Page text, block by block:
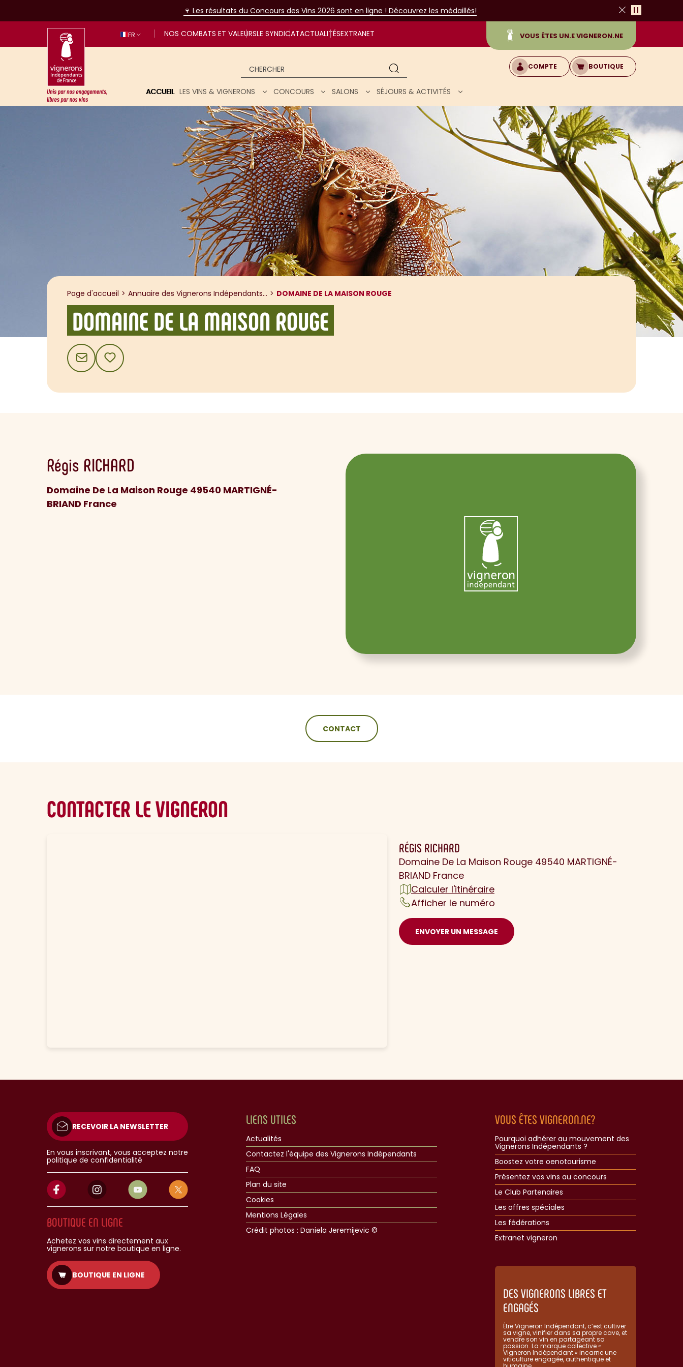
🍷 Les résultats du Concours des Vins 2026 sont en ligne ! Découvrez les médaillés!
Fermer
FR NOS COMBATS ET VALEURSLE SYNDICATACTUALITÉSEXTRANET VOUS ÊTES UN.E VIGNERON.NE
Unis par nos engagements, libres par nos vins
Chercher
COMPTE BOUTIQUE
ACCUEIL LES VINS & VIGNERONS CONCOURS SALONS SÉJOURS & ACTIVITÉS
Page d'accueil Annuaire des Vignerons Indépendants... DOMAINE DE LA MAISON ROUGE
DOMAINE DE LA MAISON ROUGE
CONTACTAJOUTER AUX FAVORIS
Régis RICHARD
Domaine De La Maison Rouge 49540 MARTIGNÉ-
BRIAND France
CONTACT
CONTACTER LE VIGNERON
RÉGIS RICHARD
Domaine De La Maison Rouge 49540 MARTIGNÉ-
BRIAND France
Calculer l'itinéraire
Afficher le numéro
ENVOYER UN MESSAGE
RECEVOIR LA NEWSLETTER
En vous inscrivant, vous acceptez notre
politique de confidentialité
BOUTIQUE EN LIGNE
Achetez vos vins directement aux
vignerons sur notre boutique en ligne.
BOUTIQUE EN LIGNE
LIENS UTILES
Actualités
Contactez l'équipe des Vignerons Indépendants
FAQ
Plan du site
Cookies
Mentions Légales
Crédit photos : Daniela Jeremijevic ©​
VOUS ÊTES VIGNERON.NE?
Pourquoi adhérer au mouvement des
Vignerons Indépendants ?
Boostez votre oenotourisme
Présentez vos vins au concours
Le Club Partenaires
Les offres spéciales
Les fédérations
Extranet vigneron​
DES VIGNERONS LIBRES ET
ENGAGÉS
Être Vigneron Indépendant, c’est cultiver
sa vigne, vinifier dans sa propre cave, et
vendre son vin en partageant sa
passion. La marque collective «
Vigneron Indépendant » incarne une
viticulture engagée, authentique et